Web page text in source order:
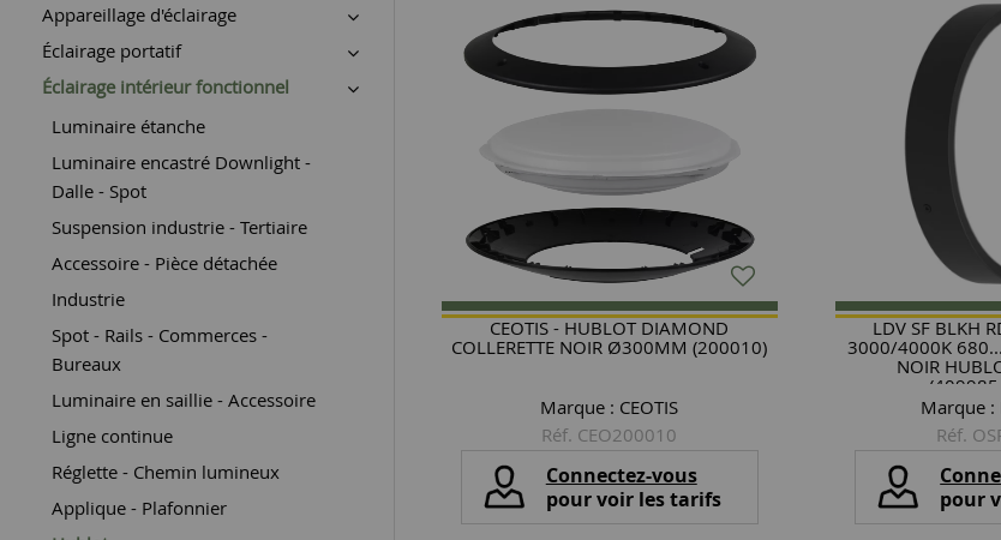
Appareillage d'éclairage
Éclairage portatif
Éclairage intérieur fonctionnel
Luminaire étanche
Luminaire encastré Downlight -
Dalle - Spot
Suspension industrie - Tertiaire
Accessoire - Pièce détachée
Industrie
Spot - Rails - Commerces -
Bureaux
Luminaire en saillie - Accessoire
Ligne continue
Réglette - Chemin lumineux
Applique - Plafonnier
CEOTIS - HUBLOT DIAMOND
COLLERETTE NOIR Ø300MM (200010)
Marque : CEOTIS
Réf. CEO200010
Connectez-vous
pour voir les tarifs
LDV SF BLKH
3000/4000K
NOIR
Marque :
Réf.
pour